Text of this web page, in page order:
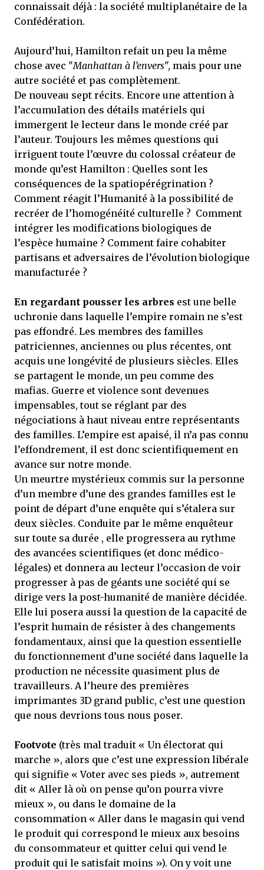
connaissait déjà : la société multiplanétaire de la
Confédération.
Aujourd’hui, Hamilton refait un peu la même
chose avec "Manhattan à l’envers", mais pour une
autre société et pas complètement.
De nouveau sept récits. Encore une attention à
l’accumulation des détails matériels qui
immergent le lecteur dans le monde créé par
l’auteur. Toujours les mêmes questions qui
irriguent toute l’œuvre du colossal créateur de
monde qu’est Hamilton : Quelles sont les
conséquences de la spatiopérégrination ?
Comment réagit l’Humanité à la possibilité de
recréer de l’homogénéité culturelle ? Comment
intégrer les modifications biologiques de
l’espèce humaine ? Comment faire cohabiter
partisans et adversaires de l’évolution biologique
manufacturée ?
En regardant pousser les arbres est une belle
uchronie dans laquelle l’empire romain ne s’est
pas effondré. Les membres des familles
patriciennes, anciennes ou plus récentes, ont
acquis une longévité de plusieurs siècles. Elles
se partagent le monde, un peu comme des
mafias. Guerre et violence sont devenues
impensables, tout se réglant par des
négociations à haut niveau entre représentants
des familles. L’empire est apaisé, il n’a pas connu
l’effondrement, il est donc scientifiquement en
avance sur notre monde.
Un meurtre mystérieux commis sur la personne
d’un membre d’une des grandes familles est le
point de départ d’une enquête qui s’étalera sur
deux siècles. Conduite par le même enquêteur
sur toute sa durée , elle progressera au rythme
des avancées scientifiques (et donc médico-
légales) et donnera au lecteur l’occasion de voir
progresser à pas de géants une société qui se
dirige vers la post-humanité de manière décidée.
Elle lui posera aussi la question de la capacité de
l’esprit humain de résister à des changements
fondamentaux, ainsi que la question essentielle
du fonctionnement d’une société dans laquelle la
production ne nécessite quasiment plus de
travailleurs. A l’heure des premières
imprimantes 3D grand public, c’est une question
que nous devrions tous nous poser.
Footvote (très mal traduit « Un électorat qui
marche », alors que c’est une expression libérale
qui signifie « Voter avec ses pieds », autrement
dit « Aller là où on pense qu’on pourra vivre
mieux », ou dans le domaine de la
consommation « Aller dans le magasin qui vend
le produit qui correspond le mieux aux besoins
du consommateur et quitter celui qui vend le
produit qui le satisfait moins »). On y voit une